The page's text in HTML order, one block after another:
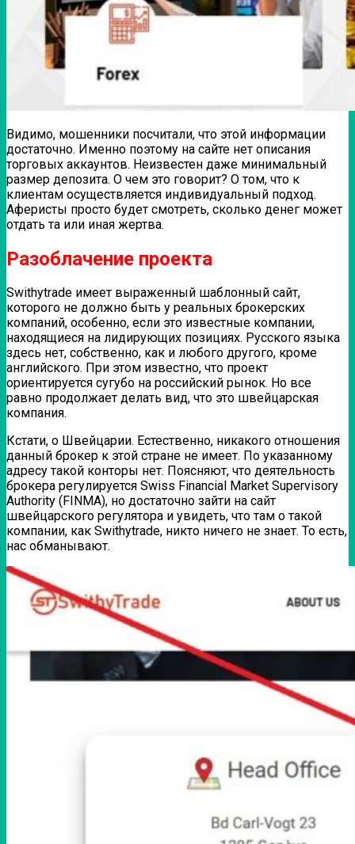
Видимо, мошенники посчитали, что этой информации
достаточно. Именно поэтому на сайте нет описания
торговых аккаунтов. Неизвестен даже минимальный
размер депозита. О чем это говорит? О том, что к
клиентам осуществляется индивидуальный подход.
Аферисты просто будет смотреть, сколько денег может
отдать та или иная жертва.
Разоблачение проекта
Swithytrade имеет выраженный шаблонный сайт,
которого не должно быть у реальных брокерских
компаний, особенно, если это известные компании,
находящиеся на лидирующих позициях. Русского языка
здесь нет, собственно, как и любого другого, кроме
английского. При этом известно, что проект
ориентируется сугубо на российский рынок. Но все
равно продолжает делать вид, что это швейцарская
компания.
Кстати, о Швейцарии. Естественно, никакого отношения
данный брокер к этой стране не имеет. По указанному
адресу такой конторы нет. Поясняют, что деятельность
брокера регулируется Swiss Financial Market Supervisory
Authority (FINMA), но достаточно зайти на сайт
швейцарского регулятора и увидеть, что там о такой
компании, как Swithytrade, никто ничего не знает. То есть,
нас обманывают.